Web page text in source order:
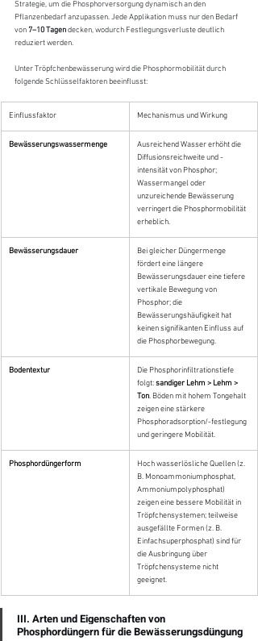
Strategie, um die Phosphorversorgung dynamisch an den
Pflanzenbedarf anzupassen. Jede Applikation muss nur den Bedarf
von 7–10 Tagen decken, wodurch Festlegungsverluste deutlich
reduziert werden.
Unter Tröpfchenbewässerung wird die Phosphormobilität durch
folgende Schlüsselfaktoren beeinflusst:
Einflussfaktor Mechanismus und Wirkung
Bewässerungswassermenge
Ausreichend Wasser erhöht die
Diffusionsreichweite und -
intensität von Phosphor;
Wassermangel oder
unzureichende Bewässerung
verringert die Phosphormobilität
erheblich.
Bewässerungsdauer
Bei gleicher Düngermenge
fördert eine längere
Bewässerungsdauer eine tiefere
vertikale Bewegung von
Phosphor; die
Bewässerungshäufigkeit hat
keinen signifikanten Einfluss auf
die Phosphorbewegung.
Bodentextur
Die Phosphorinfiltrationstiefe
folgt: sandiger Lehm > Lehm >
Ton. Böden mit hohem Tongehalt
zeigen eine stärkere
Phosphoradsorption/-festlegung
und geringere Mobilität.
Phosphordüngerform
Hoch wasserlösliche Quellen (z.
B. Monoammoniumphosphat,
Ammoniumpolyphosphat)
zeigen eine bessere Mobilität in
Tröpfchensystemen; teilweise
ausgefällte Formen (z. B.
Einfachsuperphosphat) sind für
die Ausbringung über
Tröpfchensysteme nicht
geeignet.
III. Arten und Eigenschaften von
Phosphordüngern für die Bewässerungsdüngung